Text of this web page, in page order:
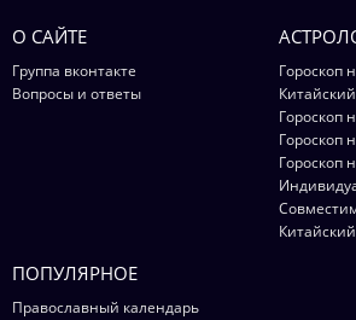
О САЙТЕ
Группа вконтакте
Вопросы и ответы
Гороскоп
Гороскоп
Гороскоп
Гороскоп
ПОПУЛЯРНОЕ
Православный календарь